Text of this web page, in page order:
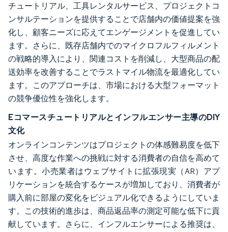
チュートリアル、工具レンタルサービス、プロジェクトコ
ンサルテーションを提供することで店舗内の価値提案を強
化し、顧客ニーズに応えてエンゲージメントを促進してい
ます。さらに、既存店舗内でのマイクロフルフィルメント
の戦略的導入により、関連コストを削減し、大型商品の配
送効率を改善することでラストマイル物流を最適化してい
ます。このアプローチは、市場における大型フォーマット
の競争優位性を強化します。
Eコマースチュートリアルとインフルエンサー主導のDIY
文化
オンラインコンテンツはプロジェクトの体感難易度を低下
させ、高度な作業への挑戦に対する消費者の自信を高めて
います。小売業者はウェブサイトに拡張現実（AR）アプ
リケーションを統合するケースが増加しており、消費者が
購入前に部屋の変化をビジュアル化できるようにしていま
す。この技術的進歩は、商品返品率の測定可能な低下に貢
献しています。さらに、インフルエンサーによる推奨は、